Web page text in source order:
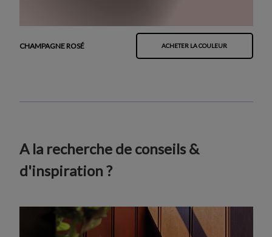
CHAMPAGNE ROSÉ ACHETER LA COULEUR
A la recherche de conseils &
d'inspiration ?